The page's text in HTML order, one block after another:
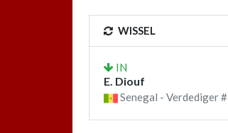
WISSEL
IN
E. Diouf
Senegal - Verdediger #